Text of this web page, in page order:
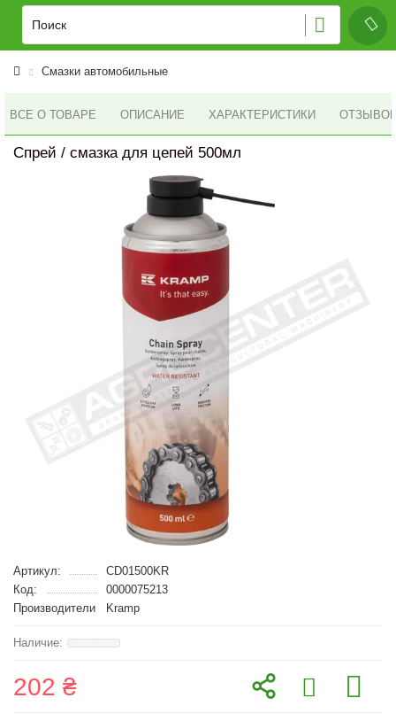
Смазки автомобильные
ВСЕ О ТОВАРЕ ОПИСАНИЕ ХАРАКТЕРИСТИКИ ОТЗЫВОВ
Спрей / смазка для цепей 500мл
Артикул:
CD01500KR
Код:
0000075213
Производители
Kramp
202 ₴